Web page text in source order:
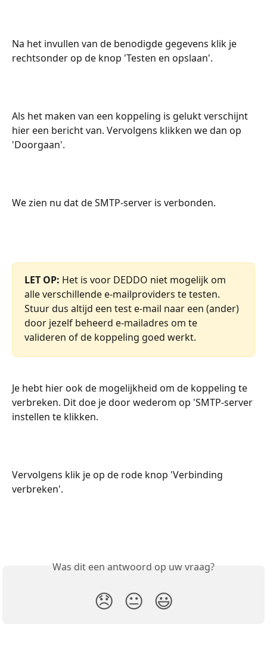
Na het invullen van de benodigde gegevens klik je
rechtsonder op de knop 'Testen en opslaan'.
Als het maken van een koppeling is gelukt verschijnt
hier een bericht van. Vervolgens klikken we dan op
'Doorgaan'.
We zien nu dat de SMTP-server is verbonden.
LET OP: Het is voor DEDDO niet mogelijk om
alle verschillende e-mailproviders te testen.
Stuur dus altijd een test e-mail naar een (ander)
door jezelf beheerd e-mailadres om te
valideren of de koppeling goed werkt.
Je hebt hier ook de mogelijkheid om de koppeling te
verbreken. Dit doe je door wederom op 'SMTP-server
instellen te klikken.
Vervolgens klik je op de rode knop 'Verbinding
verbreken'.
Was dit een antwoord op uw vraag?
😞 😐 😃